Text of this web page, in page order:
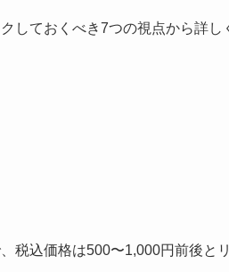
しておくべき7つの視点から詳し
税込価格は500〜1,000円前後とリ